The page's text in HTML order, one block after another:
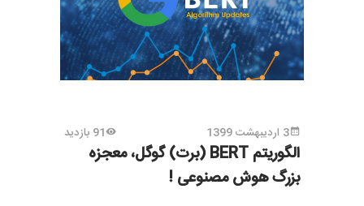
3 اردیبهشت 1399 91 بازدید
الگوریتم BERT (برت) گوگل، معجزه
بزرگ هوش مصنوعی !